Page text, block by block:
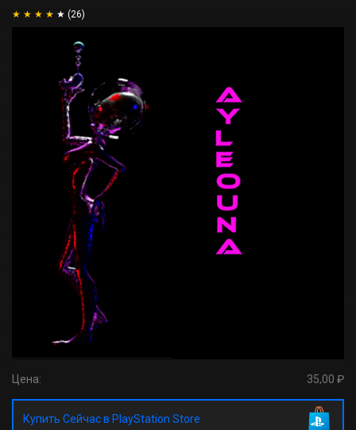
(26)
Цена: 35,00 ₽
Купить Сейчас в PlayStation Store